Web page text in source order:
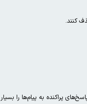
کنند.
پراکنده به پیام‌ها را